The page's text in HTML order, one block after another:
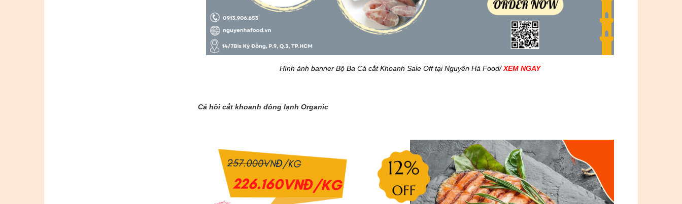
Hình ảnh banner Bộ Ba Cá cắt Khoanh Sale Off tại Nguyên Hà Food/XEM NGAY
Cá hồi cắt khoanh đông lạnh Organic